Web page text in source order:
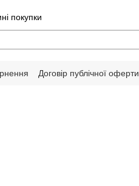
покупки
Договір публічної оферти